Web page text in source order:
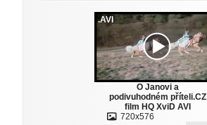
.AVI
O Janovi a
podivuhodném příteli.CZ
film HQ XviD AVI
720x576